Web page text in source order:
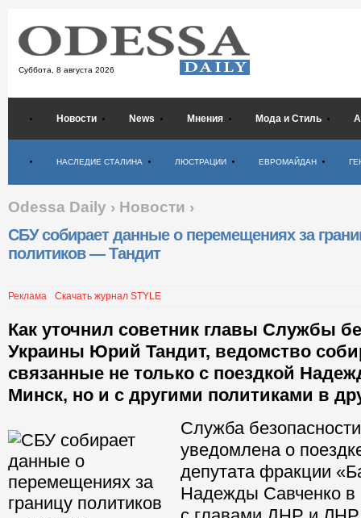
Суббота, 8 августа 2026
Новости News Мнения Мода и Стиль
НАСЛЕДИЕ СТАЛИНА ЛЮСТРАЦИИ ЕВРОМАЙДАН
Odessa Daily › Новости ›
СБУ собирает данные о перемещениях за
политиков — Тандит
Реклама Скачать журнал STYLE
Как уточнил советник главы Службы
Украины Юрий Тандит, ведомство
связанные не только с поездкой
Минск, но и с другими политиками в
Служба
уведомлена о
депутата фракции
Надежды Савченко в